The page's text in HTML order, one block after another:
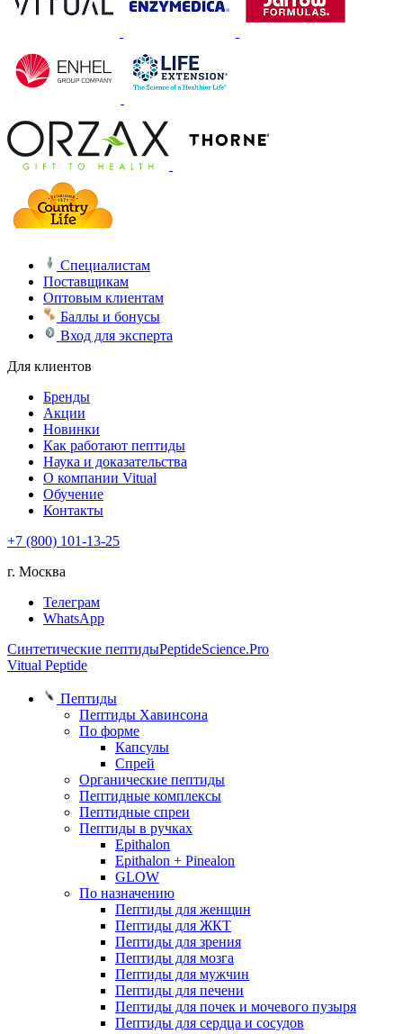
Специалистам
Поставщикам
Оптовым клиентам
Баллы и бонусы
Вход для эксперта
Для клиентов
Бренды
Акции
Новинки
Как работают пептиды
Наука и доказательства
О компании Vitual
Обучение
Контакты
+7 (800) 101-13-25
г. Москва
Телеграм
WhatsApp
Синтетические пептидыPeptideScience.Pro
Vitual Peptide
Пептиды
Пептиды Хавинсона
По форме
Капсулы
Спрей
Органические пептиды
Пептидные комплексы
Пептидные спреи
Пептиды в ручках
Epithalon
Epithalon + Pinealon
GLOW
По назначению
Пептиды для женщин
Пептиды для ЖКТ
Пептиды для зрения
Пептиды для мозга
Пептиды для мужчин
Пептиды для печени
Пептиды для почек и мочевого пузыря
Пептиды для сердца и сосудов